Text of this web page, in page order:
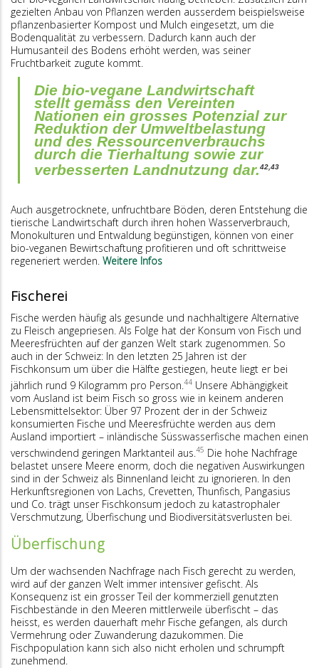
gezielten Anbau von Pflanzen werden ausserdem beispielsweise
pflanzenbasierter Kompost und Mulch eingesetzt, um die
Bodenqualität zu verbessern. Dadurch kann auch der
Humusanteil des Bodens erhöht werden, was seiner
Fruchtbarkeit zugute kommt.
Die bio-vegane Landwirtschaft
stellt gemäss den Vereinten
Nationen ein grosses Potenzial zur
Reduktion der Umweltbelastung
und des Ressourcenverbrauchs
durch die Tierhaltung sowie zur
verbesserten Landnutzung dar.42,43
Auch ausgetrocknete, unfruchtbare Böden, deren Entstehung die
tierische Landwirtschaft durch ihren hohen Wasserverbrauch,
Monokulturen und Entwaldung begünstigen, können von einer
bio-veganen Bewirtschaftung profitieren und oft schrittweise
regeneriert werden. Weitere Infos
Fischerei
Fische werden häufig als gesunde und nachhaltigere Alternative
zu Fleisch angepriesen. Als Folge hat der Konsum von Fisch und
Meeresfrüchten auf der ganzen Welt stark zugenommen. So
auch in der Schweiz: In den letzten 25 Jahren ist der
Fischkonsum um über die Hälfte gestiegen, heute liegt er bei
jährlich rund 9 Kilogramm pro Person.44 Unsere Abhängigkeit
vom Ausland ist beim Fisch so gross wie in keinem anderen
Lebensmittelsektor: Über 97 Prozent der in der Schweiz
konsumierten Fische und Meeresfrüchte werden aus dem
Ausland importiert – inländische Süsswasserfische machen einen
verschwindend geringen Marktanteil aus. 45 Die hohe Nachfrage
belastet unsere Meere enorm, doch die negativen Auswirkungen
sind in der Schweiz als Binnenland leicht zu ignorieren. In den
Herkunftsregionen von Lachs, Crevetten, Thunfisch, Pangasius
und Co. trägt unser Fischkonsum jedoch zu katastrophaler
Verschmutzung, Überfischung und Biodiversitätsverlusten bei.
Überfischung
Um der wachsenden Nachfrage nach Fisch gerecht zu werden,
wird auf der ganzen Welt immer intensiver gefischt. Als
Konsequenz ist ein grosser Teil der kommerziell genutzten
Fischbestände in den Meeren mittlerweile überfischt – das
heisst, es werden dauerhaft mehr Fische gefangen, als durch
Vermehrung oder Zuwanderung dazukommen. Die
Fischpopulation kann sich also nicht erholen und schrumpft
zunehmend.